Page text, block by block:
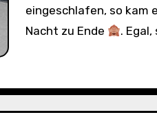
eingeschlafen, so kam
Nacht zu Ende
. Egal,